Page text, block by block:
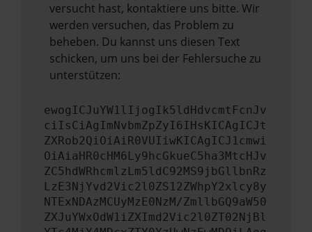
versucht hast, kontaktiere uns bitte. Wir
werden versuchen, das Problem zu
beheben. Du kannst uns diesen Text
schicken, um uns bei der Fehlersuche zu
unterstützen:
ewogICJuYW1lIjogIk5ldHdvcmtFcnJv
ciIsCiAgImNvbmZpZyI6IHsKICAgICJt
ZXRob2QiOiAiR0VUIiwKICAgICJ1cmwi
OiAiaHR0cHM6Ly9hcGkueC5ha3MtcHJv
ZC5hdWRhcmlzLm5ldC92MS9jbGllbnRz
LzE3NjYvd2Vic2l0ZS12ZWhpY2xlcy8y
NTExNDAzMCUyMzE0NzM/ZmllbGQ9aW50
ZXJuYWxOdW1iZXImd2Vic2l0ZT02NjBl